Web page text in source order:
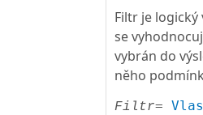
Filtr je
se
vybrán do
něho
Filtr=